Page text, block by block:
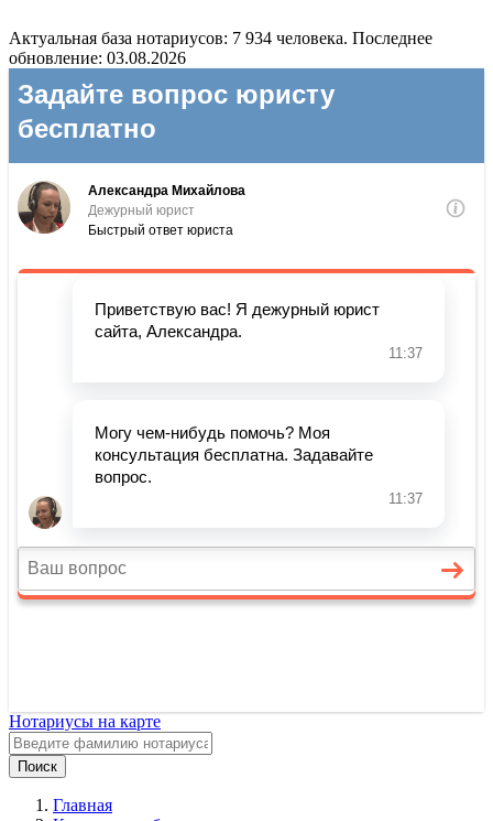
Актуальная база нотариусов: 7 934 человека. Последнее
обновление: 03.08.2026
Нотариусы на карте
Поиск
Главная